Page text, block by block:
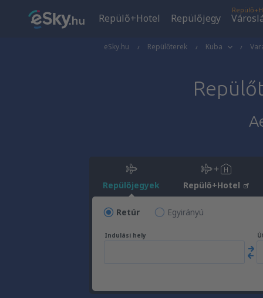
Repülő+Hotel Repülőjegy
eSky.hu Repülőterek Kuba
Repülőjegyek Repülő+Hotel
Retúr Egyirányú
Indulási hely